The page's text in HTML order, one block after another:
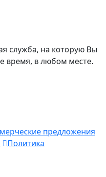
служба, на которую Вы
время, в любом месте.
предложения
Политика